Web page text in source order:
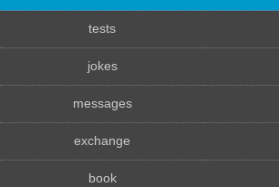
tests
jokes
messages
exchange
book